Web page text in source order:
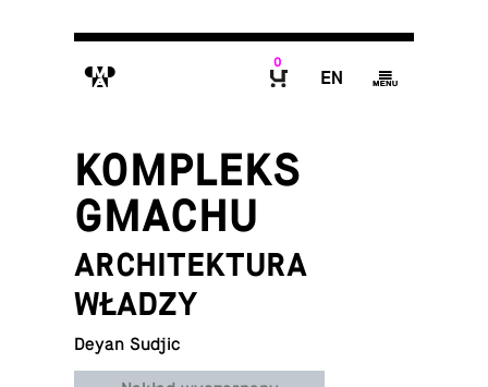
M
0
E g
KOMPLEKS
GMACHU
ARCHITEKTURA
WŁADZY
Deyan Sudjic